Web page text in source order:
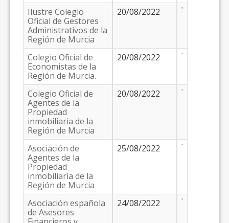
Ilustre Colegio
Oficial de Gestores
Administrativos de la
Región de Murcia
20/08/2022
Colegio Oficial de
Economistas de la
Región de Murcia.
20/08/2022
Colegio Oficial de
Agentes de la
Propiedad
inmobiliaria de la
Región de Murcia
20/08/2022
Asociación de
Agentes de la
Propiedad
inmobiliaria de la
Región de Murcia
25/08/2022
Asociación española
de Asesores
24/08/2022